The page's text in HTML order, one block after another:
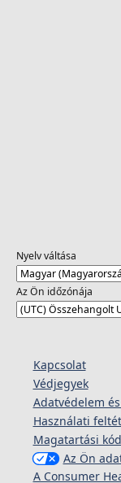
Nyelv váltása
Az Ön időzónája
Kapcsolat
Védjegyek
Adatvédelem
Használati
Magatartási
Az Ön
A Consumer